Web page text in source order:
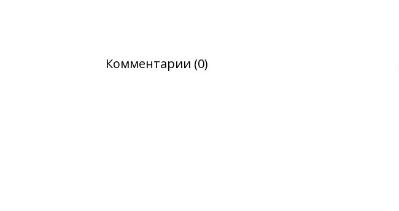
Комментарии (0)